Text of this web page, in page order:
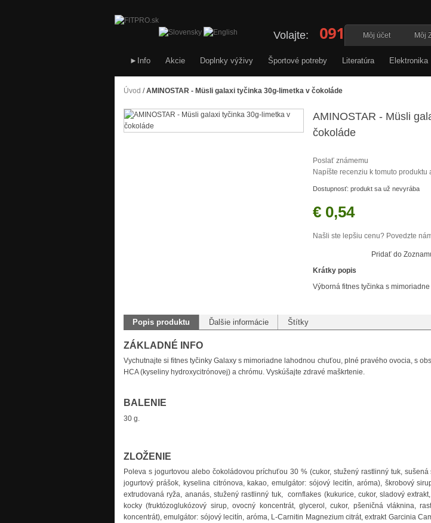
Volajte: 0911 348 776
Môj účet Môj
►Info Akcie Doplnky výživy Športové potreby Literatúra Elektronika
Úvod /AMINOSTAR - Müsli galaxi tyčinka 30g-limetka v čokoláde
AMINOSTAR - Müsli
čokoláde
Poslať známemu
Napíšte recenziu k tomuto produktu
Dostupnosť: produkt sa už nevyrába
€ 0,54
Našli ste lepšiu cenu? Povedzte
Pridať do
Krátky popis
Výborná fitnes tyčinka s
Popis produktu Ďalšie informácie Štítky
ZÁKLADNÉ INFO
Vychutnajte si fitnes tyčinky Galaxy s mimoriadne lahodnou chuťou, plné pravého ovocia, s
HCA (kyseliny hydroxycitrónovej) a chrómu. Vyskúšajte zdravé maškrtenie.
BALENIE
30 g.
ZLOŽENIE
Poleva s jogurtovou alebo čokoládovou príchuťou 30 % (cukor, stužený rastlinný tuk,
jogurtový prášok, kyselina citrónova, kakao, emulgátor: sójový lecitín, aróma), škrobový
extrudovaná ryža, ananás, stužený rastlinný tuk,
cornflakes (kukurice, cukor, sladový
kocky (fruktózoglukózový sirup, ovocný koncentrát, glycerol, cukor, pšeničná vláknina,
koncentrát), emulgátor: sójový lecitín, aróma, L-Carnitin Magnezium citrát,extrakt Garcinia